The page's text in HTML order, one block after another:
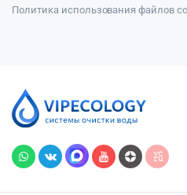
Политика использования файлов